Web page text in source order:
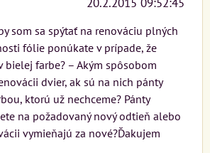
som sa spýtať na renováciu plných
fólie ponúkate v prípade, že
bielej farbe? – Akým spôsobom
dvier, ak sú na nich pánty
ktorú už nechceme? Pánty
na požadovaný nový odtieň alebo
vymieňajú za nové?Ďakujem